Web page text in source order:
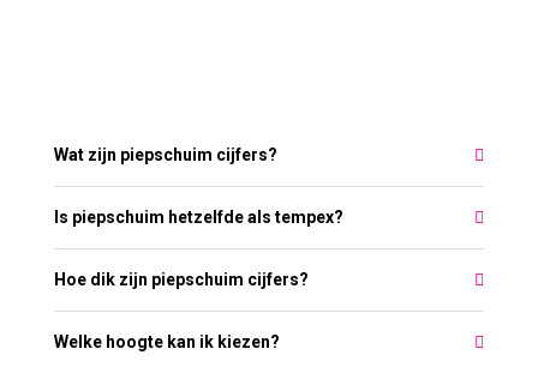
Wat zijn piepschuim cijfers?
Is piepschuim hetzelfde als tempex?
Hoe dik zijn piepschuim cijfers?
Welke hoogte kan ik kiezen?